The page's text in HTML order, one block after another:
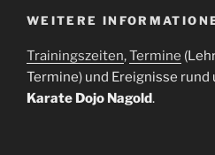
WEITERE
Trainingszeiten,Termine
Termine) und Ereignisse rund
Karate Dojo Nagold.